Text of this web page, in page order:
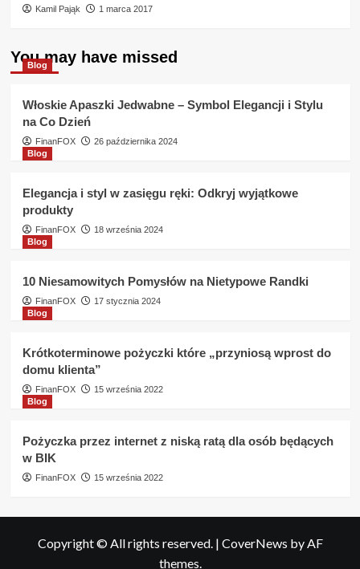
Kamil Pająk 1 marca 2017
You may have missed
Blog
Włoskie Apaszki Jedwabne – Symbol Elegancji i Stylu
na Co Dzień
FinanFOX
26 października 2024
Blog
Elegancja i styl w zasięgu ręki: Odkryj wyjątkowe
produkty
FinanFOX
18 września 2024
Blog
10 Niesamowitych Pomysłów na Nietypowe Randki
FinanFOX
17 stycznia 2024
Blog
Krótkoterminowe pożyczki które „przyniosą wprost do
domu klienta”
FinanFOX
15 września 2022
Blog
Pożyczka przez internet z niską ratą dla osób będących
w BIK
FinanFOX 15 września 2022
Copyright © All rights reserved. | CoverNews by AF
themes.